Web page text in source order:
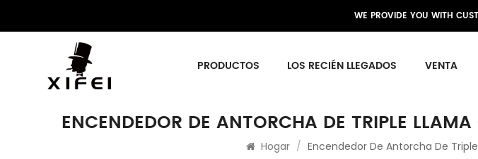
WE PROVIDE YOU WITH
PRODUCTOS LOS RECIÉN LLEGADOS VENTA
ENCENDEDOR DE ANTORCHA DE TRIPLE
Hogar / Encendedor De Antorcha De